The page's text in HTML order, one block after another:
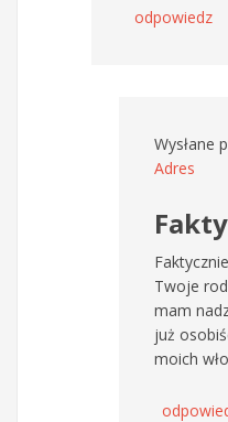
odpowiedz
Wysłane
Adres
Twoje
mam
już
moich